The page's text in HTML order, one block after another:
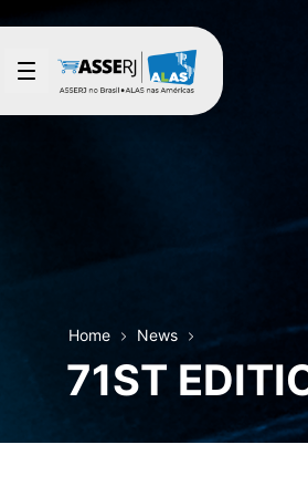
Skip to Main Content
Home News
71ST